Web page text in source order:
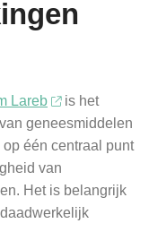
Lareb
is het
geneesmiddelen
één centraal punt
van
Het is belangrijk